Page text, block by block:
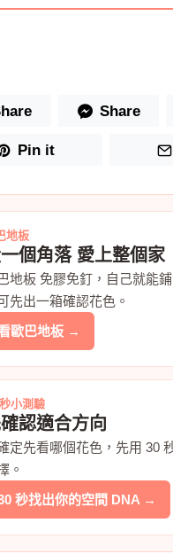
Share
Pin it
地板
個角落 愛上整個家
地板 免膠免釘，自己就能
先出一箱確認花色。
歐巴地板 →
小測驗
認適合方向
定先看哪個花色，先用 30
。
秒找出你的空間 DNA →